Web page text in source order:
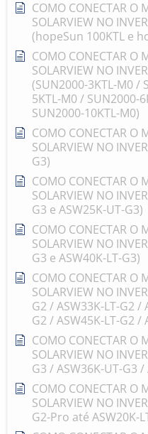
COMO CONECTAR O
SOLARVIEW NO
(hopeSun 100KTL e
COMO CONECTAR O
SOLARVIEW NO
(SUN2000-3KTL-M0 /
5KTL-M0 / SUN2000-
SUN2000-10KTL-M0)
COMO CONECTAR O
SOLARVIEW NO
G3)
COMO CONECTAR O
SOLARVIEW NO
G3 e ASW25K-UT-G3)
COMO CONECTAR O
SOLARVIEW NO
G3 e ASW40K-LT-G3)
COMO CONECTAR O
SOLARVIEW NO
G2 / ASW33K-LT-G2 /
G2 / ASW45K-LT-G2 /
COMO CONECTAR O
SOLARVIEW NO
G3 / ASW36K-UT-G3
COMO CONECTAR O
SOLARVIEW NO
G2-Pro até ASW20K-